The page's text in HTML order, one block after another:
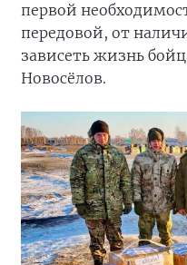
первой
передовой, от
зависеть жизнь
Новосёлов.